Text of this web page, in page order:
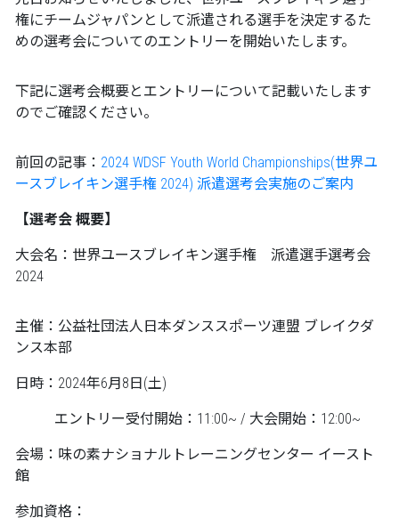
権にチームジャパンとして派遣される選手を決定するた
めの選考会についてのエントリーを開始いたします。
下記に選考会概要とエントリーについて記載いたします
のでご確認ください。
前回の記事： 2024 WDSF Youth World Championships(世界ユ
ースブレイキン選手権 2024) 派遣選考会実施のご案内
【選考会 概要】
大会名：世界ユースブレイキン選手権 派遣選手選考会
2024
主催：公益社団法人日本ダンススポーツ連盟 ブレイクダ
ンス本部
日時：2024年6月8日(土)
エントリー受付開始：11:00~ / 大会開始：12:00~
会場：味の素ナショナルトレーニングセンター イースト
館
参加資格：